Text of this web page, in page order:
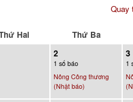
Quay
Hai
Thứ Ba
2
1 số báo
Nông Công thương
(Nhật báo)
3
1